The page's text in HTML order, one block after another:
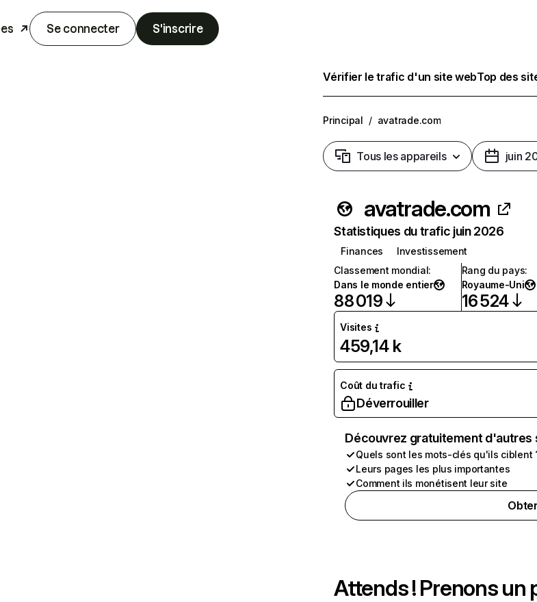
Se connecter S'inscrire
Vérifier le trafic d'un site webTop des
Principal / avatrade.com
Tous les appareils juin
avatrade.com
Statistiques du trafic juin 2026
Finances
Investissement
Classement mondial:
Dans le monde entier
88 019
Rang du pays:
Royaume-Uni
16 524
Visites
459,14 k
Coût du trafic
Déverrouiller
Découvrez gratuitement
Quels sont les mots-clés qu'ils ciblent
Leurs pages les plus importantes
Comment ils monétisent leur site
Attends ! Prenons un